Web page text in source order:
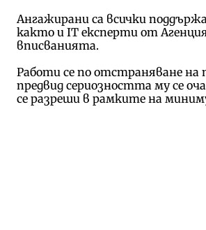
Ангажирани са всички
както и IT експерти от
вписванията.
Работи се по отстраняване на
предвид сериозността му се
се разреши в рамките на